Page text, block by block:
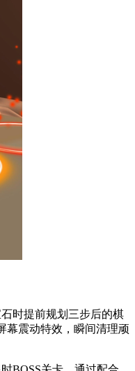
时提前规划三步后的棋
幕震动特效，瞬间清理顽